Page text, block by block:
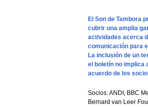
El Son de Tambora
cubrir una amplia
actividades acerca
comunicación para
La inclusión de un
el boletín no implica
acuerdo de los
Socios: ANDI, BBC
Bernard van Leer